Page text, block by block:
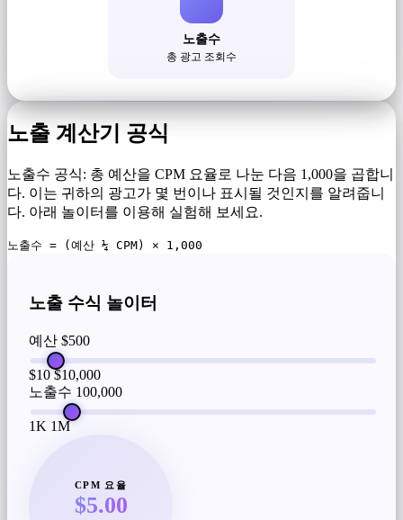
노출수
총 광고 조회수
노출 계산기 공식
노출수 공식: 총 예산을 CPM 요율로 나눈 다음 1,000을 곱합니
다. 이는 귀하의 광고가 몇 번이나 표시될 것인지를 알려줍니
다. 아래 놀이터를 이용해 실험해 보세요.
노출수 = (예산 ¼ CPM) × 1,000
노출 수식 놀이터
예산 $500
$10 $10,000
노출수 100,000
1K 1M
CPM 요율
$5.00